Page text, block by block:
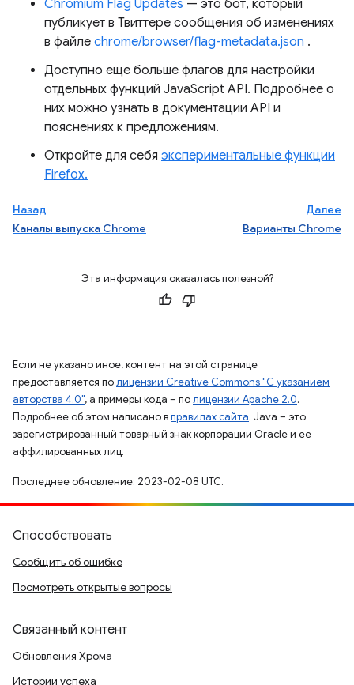
Chromium Flag Updates — это бот, который
публикует в Твиттере сообщения об изменениях
в файле chrome/browser/flag-metadata.json .
Доступно еще больше флагов для настройки
отдельных функций JavaScript API. Подробнее о
них можно узнать в документации API и
пояснениях к предложениям.
Откройте для себя экспериментальные функции
Firefox.
Назад
Каналы выпуска Chrome
Далее
Варианты Chrome
Эта информация оказалась полезной?
Если не указано иное, контент на этой странице
предоставляется полицензии Creative Commons "С указанием
авторства 4.0", а примеры кода – полицензии Apache 2.0.
Подробнее об этом написано вправилах сайта. Java – это
зарегистрированный товарный знак корпорации Oracle и ее
аффилированных лиц.
Последнее обновление: 2023-02-08 UTC.
Способствовать
Сообщить об ошибке
Посмотреть открытые вопросы
Связанный контент
Обновления Хрома
Истории успеха